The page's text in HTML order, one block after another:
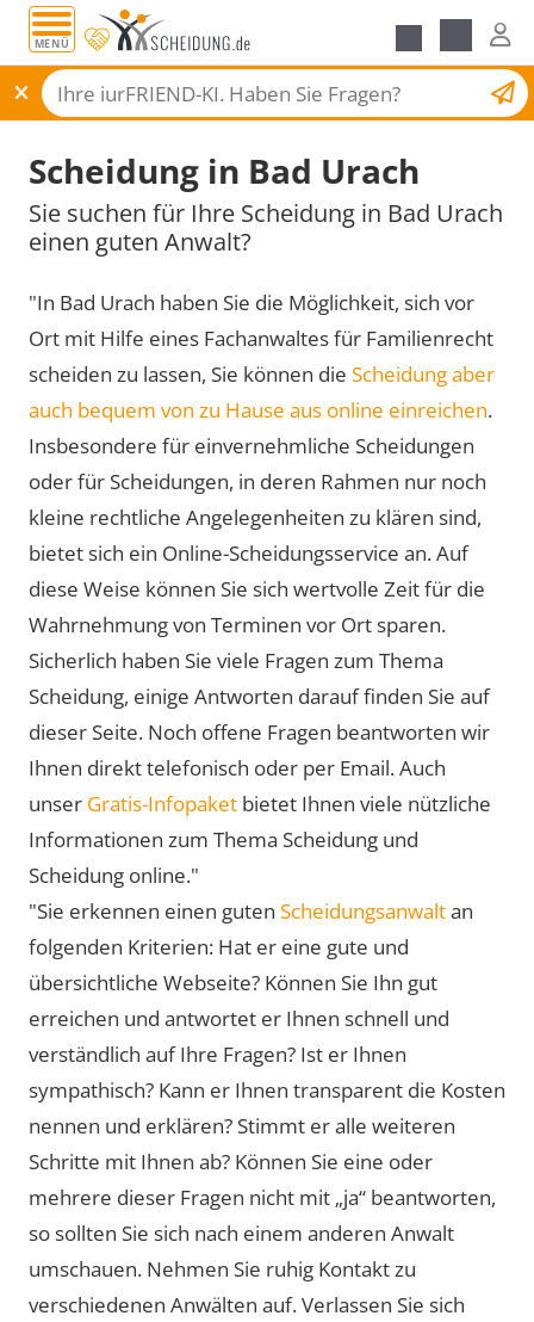
MENÜ
Scheidungsantrag
Scheidung in Bad Urach
Sie suchen für Ihre Scheidung in Bad Urach
einen guten Anwalt?
"In Bad Urach haben Sie die Möglichkeit, sich vor
Ort mit Hilfe eines Fachanwaltes für Familienrecht
scheiden zu lassen, Sie können die Scheidung aber
auch bequem von zu Hause aus online einreichen.
Insbesondere für einvernehmliche Scheidungen
oder für Scheidungen, in deren Rahmen nur noch
kleine rechtliche Angelegenheiten zu klären sind,
bietet sich ein Online-Scheidungsservice an. Auf
diese Weise können Sie sich wertvolle Zeit für die
Wahrnehmung von Terminen vor Ort sparen.
Sicherlich haben Sie viele Fragen zum Thema
Scheidung, einige Antworten darauf finden Sie auf
dieser Seite. Noch offene Fragen beantworten wir
Ihnen direkt telefonisch oder per Email. Auch
unser Gratis-Infopaket bietet Ihnen viele nützliche
Informationen zum Thema Scheidung und
Scheidung online."
"Sie erkennen einen guten Scheidungsanwaltan
folgenden Kriterien: Hat er eine gute und
übersichtliche Webseite? Können Sie Ihn gut
erreichen und antwortet er Ihnen schnell und
verständlich auf Ihre Fragen? Ist er Ihnen
sympathisch? Kann er Ihnen transparent die Kosten
nennen und erklären? Stimmt er alle weiteren
Schritte mit Ihnen ab? Können Sie eine oder
mehrere dieser Fragen nicht mit „ja“ beantworten,
so sollten Sie sich nach einem anderen Anwalt
umschauen. Nehmen Sie ruhig Kontakt zu
verschiedenen Anwälten auf. Verlassen Sie sich